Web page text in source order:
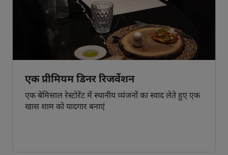
एक प्रीमियम डिनर रिजर्वेशन
एक बेमिसाल रेस्टोरेंट में स्थानीय व्यंजनों का स्वाद लेते हुए एक
खास शाम को यादगार बनाएं